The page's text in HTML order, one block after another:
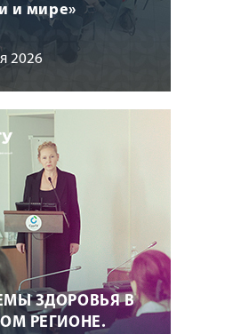
и мире»
2026
ЗДОРОВЬЯ В
РЕГИОНЕ.